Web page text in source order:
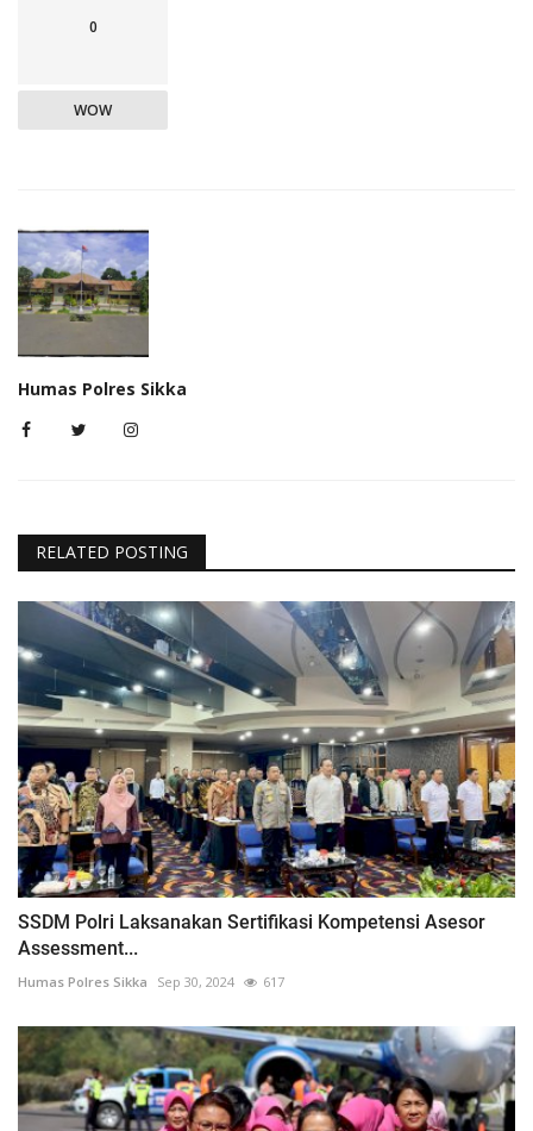
0
WOW
Humas Polres Sikka
RELATED POSTING
SSDM Polri Laksanakan Sertifikasi Kompetensi Asesor
Assessment...
Humas Polres Sikka Sep 30, 2024 617